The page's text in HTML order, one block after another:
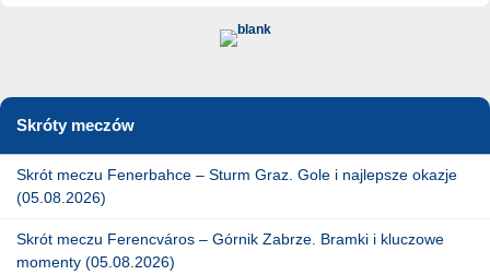
Skróty meczów
Skrót meczu Fenerbahce – Sturm Graz. Gole i najlepsze okazje
(05.08.2026)
Skrót meczu Ferencváros – Górnik Zabrze. Bramki i kluczowe
momenty (05.08.2026)